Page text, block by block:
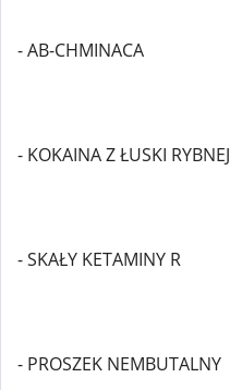
- AB-CHMINACA
- KOKAINA Z ŁUSKI RYBNEJ
- SKAŁY KETAMINY R
- PROSZEK NEMBUTALNY